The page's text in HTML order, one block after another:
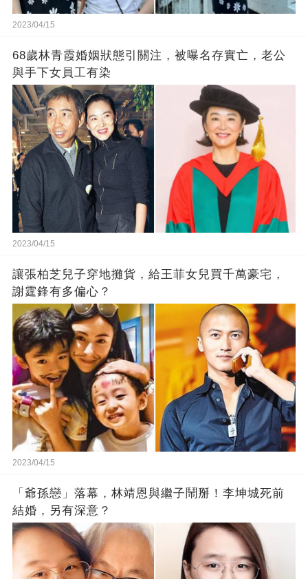
2023/04/15
68歲林青霞婚姻狀態引關注，被曝名存實亡，老公
與手下女員工有染
2023/04/15
讓張柏芝兒子穿地攤貨，給王菲女兒買千萬豪宅，
謝霆鋒有多偏心？
2023/04/15
「爺孫戀」落幕，林靖恩與繼子鬧掰！李坤城死前
結婚，另有深意？